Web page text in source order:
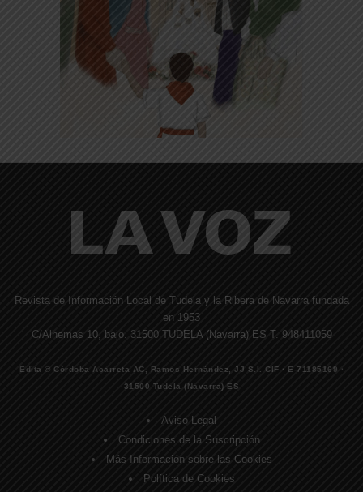
Revista de Información Local de Tudela y la Ribera de Navarra fundada
en 1953
C/Alhemas 10, bajo. 31500 TUDELA (Navarra) ES T. 948411059
Edita © Córdoba Acarreta AC, Ramos Hernández, JJ S.I. CIF · E-71185169 ·
31500 Tudela (Navarra) ES
Aviso Legal
Condiciones de la Suscripción
Más Información sobre las Cookies
Política de Cookies